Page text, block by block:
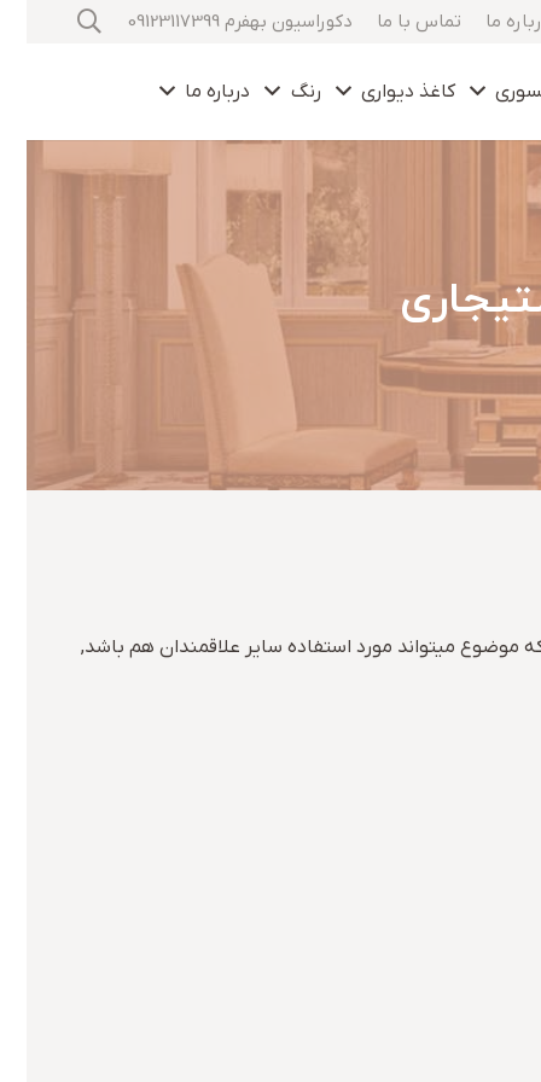
ما تماس با ما دکوراسیون بهفرم 09123117399
کاغذ دیواری رنگ درباره ما
موضوع میتواند مورد استفاده سایر علاقمندان هم باشد,